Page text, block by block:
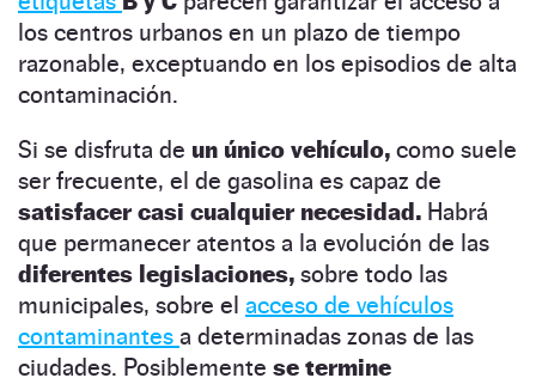
los centros urbanos en un plazo de tiempo
razonable, exceptuando en los episodios de alta
contaminación.
Si se disfruta de un único vehículo, como suele
ser frecuente, el de gasolina es capaz de
satisfacer casi cualquier necesidad. Habrá
que permanecer atentos a la evolución de las
diferentes legislaciones, sobre todo las
municipales, sobre el acceso de vehículos
contaminantes a determinadas zonas de las
ciudades. Posiblemente se termine